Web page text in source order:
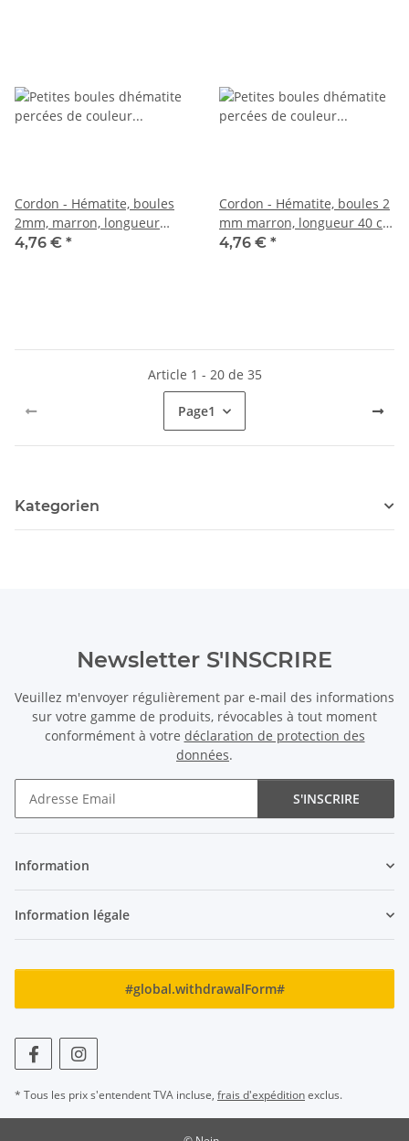
Cordon - Hématite, boules
2mm, marron, longueur
40,5cm /3913
4,76 € *
Cordon - Hématite, boules 2
mm marron, longueur 40 cm
/3912
4,76 € *
Article 1 - 20 de 35
Page1
Kategorien
Newsletter S'INSCRIRE
Veuillez m'envoyer régulièrement par e-mail des informations
sur votre gamme de produits, révocables à tout moment
conformément à votre déclaration de protection des
données.
S'INSCRIRE
Information
Information légale
#global.withdrawalForm#
* Tous les prix s'entendent TVA incluse, frais d'expéditionexclus.